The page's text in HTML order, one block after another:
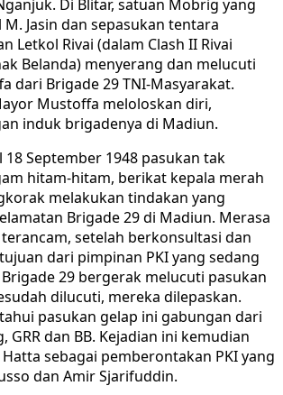
Di Blitar, satuan Mobrig yang
Jasin dan sepasukan tentara
Letkol Rivai (dalam Clash II Rivai
Belanda) menyerang dan melucuti
dari Brigade 29 TNI-Masyarakat.
Mustoffa meloloskan diri,
induk brigadenya di Madiun.
September 1948 pasukan tak
hitam-hitam, berikat kepala merah
melakukan tindakan yang
Brigade 29 di Madiun. Merasa
setelah berkonsultasi dan
dari pimpinan PKI yang sedang
29 bergerak melucuti pasukan
dilucuti, mereka dilepaskan.
pasukan gelap ini gabungan dari
GRR dan BB. Kejadian ini kemudian
sebagai pemberontakan PKI yang
dan Amir Sjarifuddin.